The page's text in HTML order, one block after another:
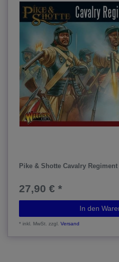
Pike & Shotte Cavalry Regiment
27,90 € *
In den
*inkl. MwSt. zzgl.Versand